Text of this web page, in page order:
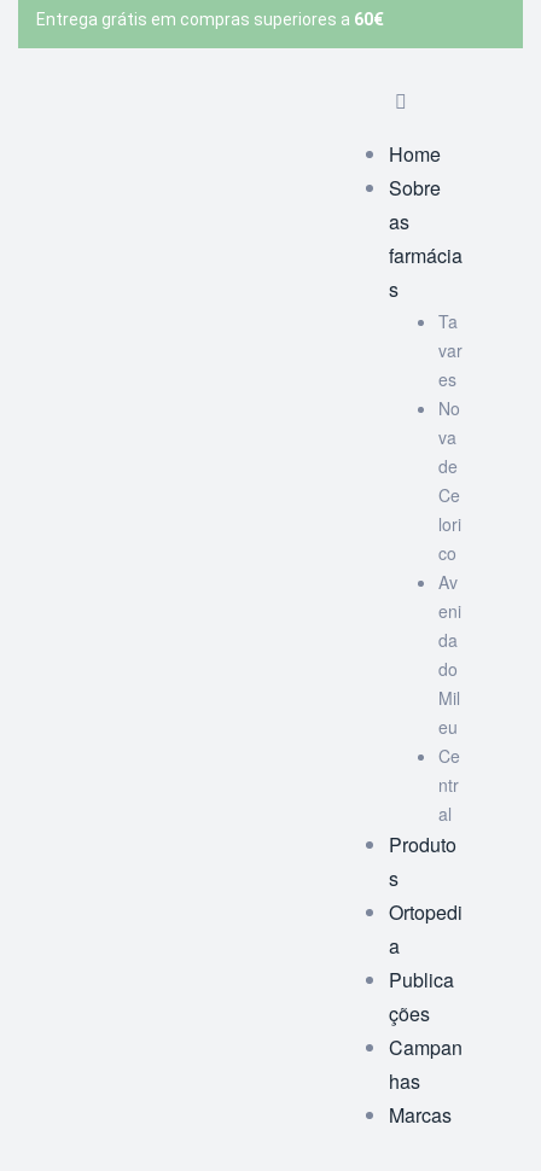
Entrega grátis em compras superiores a 60€
Home
Sobre
as
farmácia
s
Ta
var
es
No
va
de
Ce
lori
co
Av
eni
da
do
Mil
eu
Ce
ntr
al
Produto
s
Ortopedi
a
Publica
ções
Campan
has
Marcas